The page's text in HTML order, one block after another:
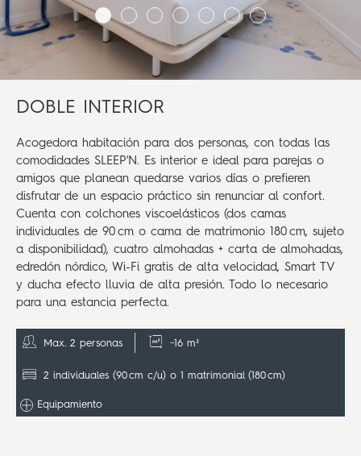
DOBLE INTERIOR
Acogedora habitación para dos personas, con todas las
comodidades SLEEP'N. Es interior e ideal para parejas o
amigos que planean quedarse varios días o prefieren
disfrutar de un espacio práctico sin renunciar al confort.
Cuenta con colchones viscoelásticos (dos camas
individuales de 90 cm o cama de matrimonio 180 cm, sujeto
a disponibilidad), cuatro almohadas + carta de almohadas,
edredón nórdico, Wi-Fi gratis de alta velocidad, Smart TV
y ducha efecto lluvia de alta presión. Todo lo necesario
para una estancia perfecta.
Max. 2 personas ~16 m²
2 individuales (90 cm c/u) o 1 matrimonial (180 cm)
Equipamiento